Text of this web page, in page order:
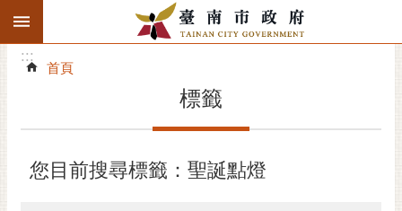
跳到主要內容區塊
搜
階
精彩府城
:::
:::
首頁
標籤
您目前搜尋標籤：聖誕點燈